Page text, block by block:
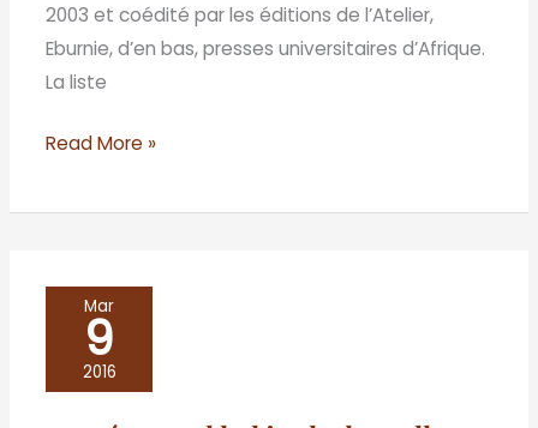
2003 et coédité par les éditions de l’Atelier,
Eburnie, d’en bas, presses universitaires d’Afrique.
La liste
sur
la
somnolence
continent
riche
Read More »
Mar
9
2016
Perpétue
l’habitude